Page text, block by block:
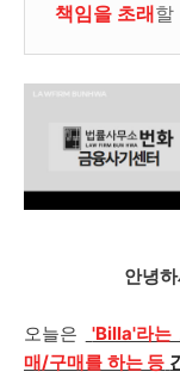
책임을 초래할
안녕
오늘은
'Billa'라는
매/구매를 하는 등